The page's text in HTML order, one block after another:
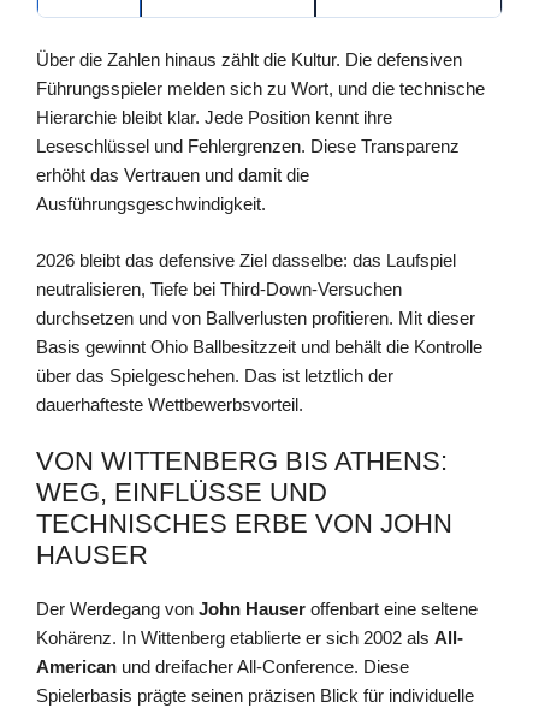
Über die Zahlen hinaus zählt die Kultur. Die defensiven
Führungsspieler melden sich zu Wort, und die technische
Hierarchie bleibt klar. Jede Position kennt ihre
Leseschlüssel und Fehlergrenzen. Diese Transparenz
erhöht das Vertrauen und damit die
Ausführungsgeschwindigkeit.
2026 bleibt das defensive Ziel dasselbe: das Laufspiel
neutralisieren, Tiefe bei Third-Down-Versuchen
durchsetzen und von Ballverlusten profitieren. Mit dieser
Basis gewinnt Ohio Ballbesitzzeit und behält die Kontrolle
über das Spielgeschehen. Das ist letztlich der
dauerhafteste Wettbewerbsvorteil.
VON WITTENBERG BIS ATHENS:
WEG, EINFLÜSSE UND
TECHNISCHES ERBE VON JOHN
HAUSER
Der Werdegang von John Hauser offenbart eine seltene
Kohärenz. In Wittenberg etablierte er sich 2002 als All-
American und dreifacher All-Conference. Diese
Spielerbasis prägte seinen präzisen Blick für individuelle